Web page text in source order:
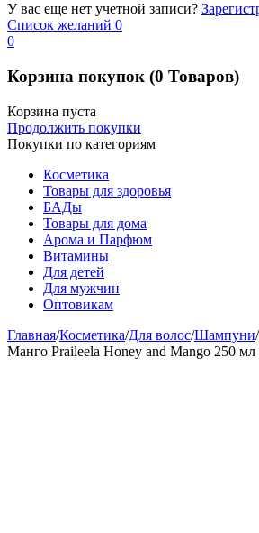
У вас еще нет учетной записи?
Список желаний 0
0
Корзина покупок (0 Товаров)
Корзина пуста
Продолжить покупки
Покупки по категориям
Косметика
Товары для здоровья
БАДы
Товары для дома
Арома и Парфюм
Витамины
Для детей
Для мужчин
Оптовикам
Главная/Косметика/Для волос/Шампуни/
Манго Praileela Honey and Mango 250 мл